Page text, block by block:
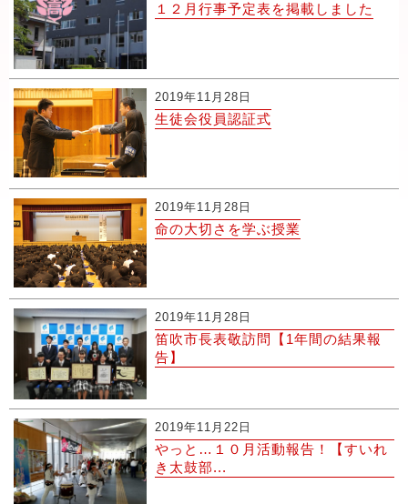
１２月行事予定表を掲載しました
2019年11月28日
生徒会役員認証式
2019年11月28日
命の大切さを学ぶ授業
2019年11月28日
笛吹市長表敬訪問【1年間の結果報
告】
2019年11月22日
やっと…１０月活動報告！【すいれ
き太鼓部...